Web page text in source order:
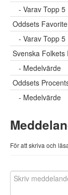
- Varav Topp 5
Oddsets
- Varav Topp 5
Svenska Folkets
- Medelvärde
Oddsets
- Medelvärde
För att skriva och